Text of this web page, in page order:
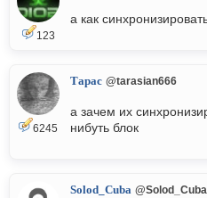
123
а как
6245
Тарас @tarasian666
а зачем их
нибуть блок
Solod_Cuba @Solod_Cuba